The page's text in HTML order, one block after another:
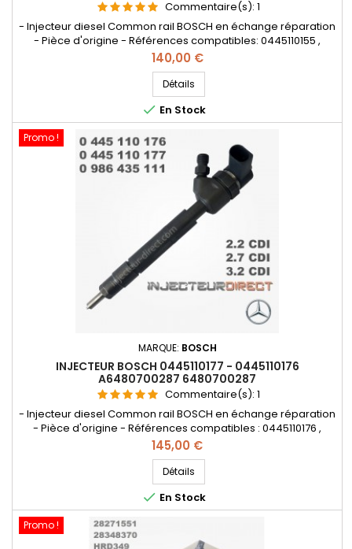
Commentaire(s): 1
- Injecteur diesel Common rail BOSCH en échange réparation
- Pièce d'origine - Références compatibles: 0445110155 ,
0986435135 , 0986435112 , 0 445 110 155 , 0 445 110 156 , 0 986
435 135 , A6480700187 , A64807001870080 , 6480700187 ,
64807001870080 - Pour motorisation Mercedes Benz 2.0cdi ,
2.2cdi , 2.7cdi , 3.2cdi
Prix
140,00 €
Détails
 En Stock
Promo !
MARQUE: BOSCH
INJECTEUR BOSCH 0445110177 - 0445110176
A6480700287 6480700287
Commentaire(s): 1
- Injecteur diesel Common rail BOSCH en échange réparation
- Pièce d'origine - Références compatibles : 0445110176 ,
0986435111 , 0 445 110 176 , 0 445 110 177 , 0 986 435 111 ,
A6480700287 , A64807002870080 , 6480700287 ,
64807002870080 - Pour motorisation Mercedes Benz 2.0cdi ,
2.2cdi , 2.7 cdi , 2.8 cdi , 3.2 cdi Pièce d'origine
Prix
145,00 €
Détails
 En Stock
Promo !